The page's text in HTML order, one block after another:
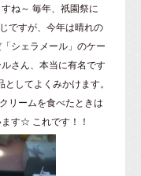
ね～ 毎年、祇園祭に
ですが、今年は晴れの
シェラメール」のケー
さん、本当に有名です
してよくみかけます。
リームを食べたときは
す☆ これです！！